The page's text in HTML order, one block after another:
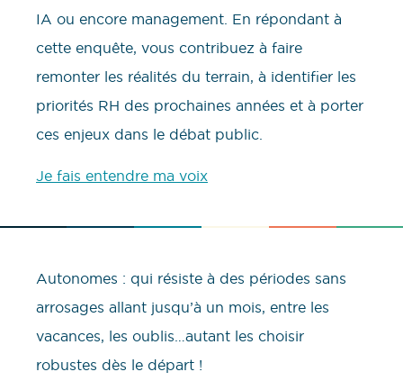
IA ou encore management. En répondant à
cette enquête, vous contribuez à faire
remonter les réalités du terrain, à identifier les
priorités RH des prochaines années et à porter
ces enjeux dans le débat public.
Je fais entendre ma voix
Autonomes : qui résiste à des périodes sans
arrosages allant jusqu’à un mois, entre les
vacances, les oublis…autant les choisir
robustes dès le départ !